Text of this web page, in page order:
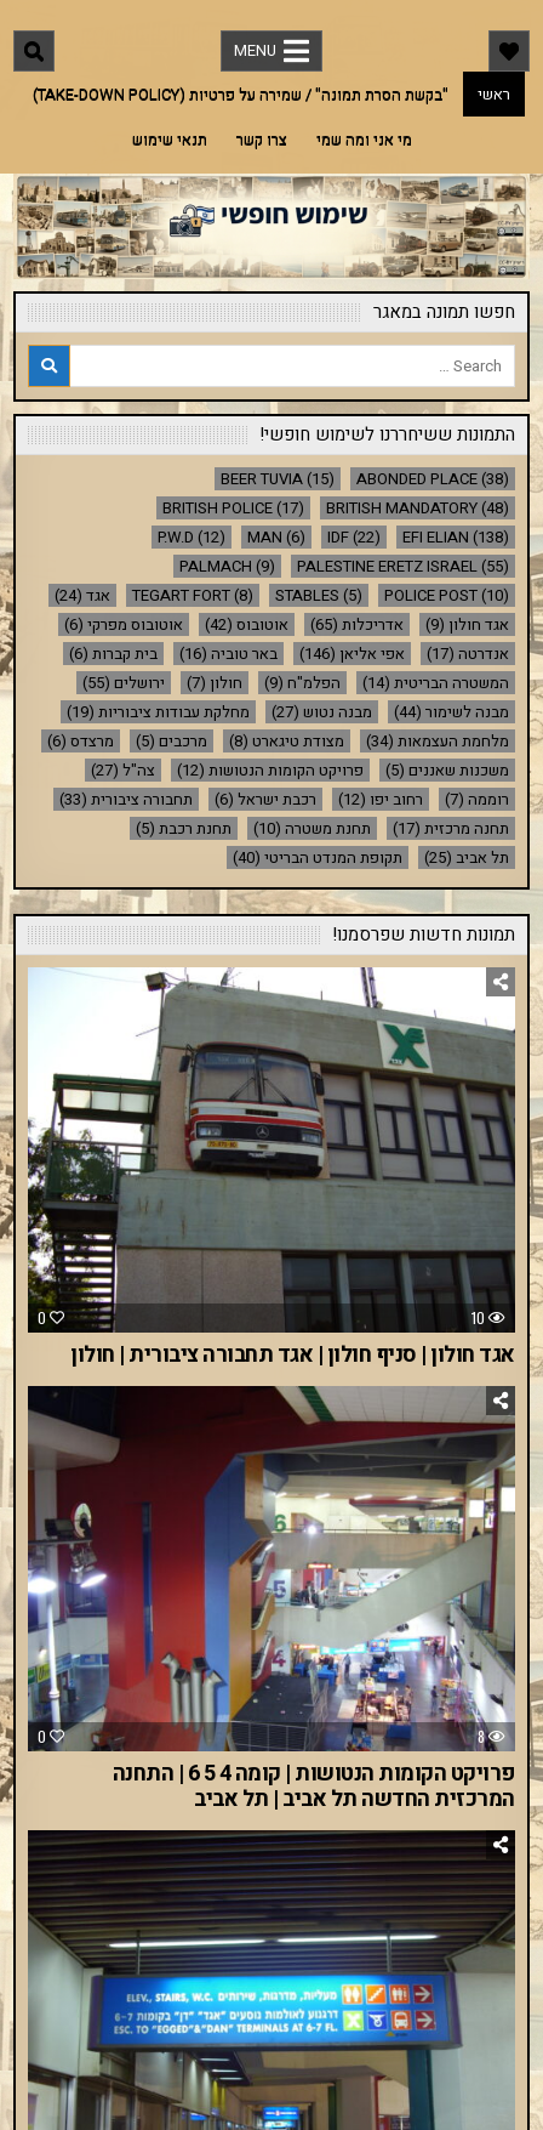
content
"שימוש חופשי"
מאגר תמונות חינמי לתמונות מארץ ישראל אך לא רק. אדריכלות, היסטוריה, מורשת,
בעלי חיים, טבע ועוד
MENU
ראשי
"בקשת הסרת תמונה" / שמירה על פרטיות (TAKE-DOWN POLICY)
מי אני ומה שמי
צרו קשר תנאי שימוש
חפשו תמונה במאגר
Search
for:
התמונות ששיחררנו לשימוש חופשי!
ABONDED PLACE(38)
BEER TUVIA(15)
BRITISH MANDATORY(48)
BRITISH POLICE(17)
EFI ELIAN (138)
IDF(22)
MAN (6)
P.W.D (12)
PALESTINE ERETZ ISRAEL(55)
PALMACH (9)
POLICE POST(10)
STABLES (5)
TEGART FORT(8) אגד (24)
אגד חולון (9) אדריכלות (65) אוטובוס (42) אוטובוס מפרקי (6)
אנדרטה (17) אפי אליאן (146) באר טוביה (16) בית קברות (6)
המשטרה הבריטית (14) הפלמ"ח (9) חולון (7) ירושלים (55)
מבנה לשימור (44) מבנה נטוש (27) מחלקת עבודות ציבוריות (19)
מלחמת העצמאות (34) מצודת טיגארט (8) מרכבים (5) מרצדס (6)
משכנות שאננים (5) פרויקט הקומות הנטושות (12) צה"ל (27)
רוממה (7) רחוב יפו (12) רכבת ישראל (6) תחבורה ציבורית (33)
תחנה מרכזית (17) תחנת משטרה (10) תחנת רכבת (5)
תל אביב (25) תקופת המנדט הבריטי (40)
תמונות חדשות שפרסמנו!
0 10
אגד חולון | סניף חולון | אגד תחבורה ציבורית | חולון
0 8
פרויקט הקומות הנטושות | קומה 4 5 6 | התחנה
המרכזית החדשה תל אביב | תל אביב